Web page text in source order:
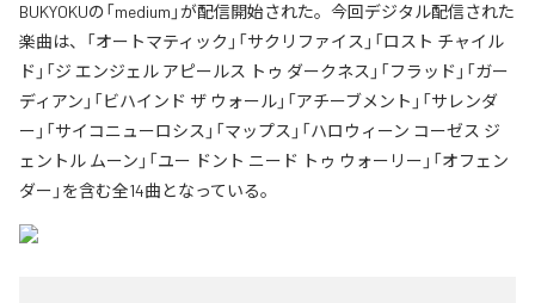
BUKYOKUの「medium」が配信開始された。今回デジタル配信された
楽曲は、「オートマティック」「サクリファイス」「ロスト チャイル
ド」「ジ エンジェル アピールス トゥ ダークネス」「フラッド」「ガー
ディアン」「ビハインド ザ ウォール」「アチーブメント」「サレンダ
ー」「サイコニューロシス」「マップス」「ハロウィーン コーゼス ジ
ェントル ムーン」「ユー ドント ニード トゥ ウォーリー」「オフェン
ダー」を含む全14曲となっている。